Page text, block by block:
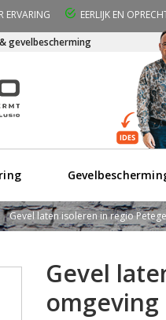
ERVARING EERLIJK EN
gevelbescherming
Gevel laten isoleren in regio
Gevel
omgeving